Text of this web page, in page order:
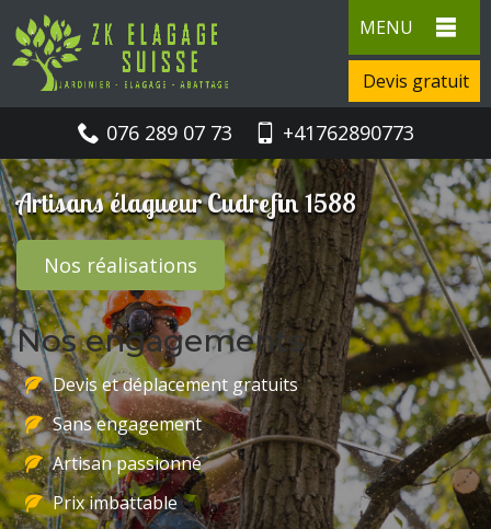
MENU
Devis gratuit
076 289 07 73 +41762890773
Artisans élagueur Cudrefin 1588
Nos réalisations
Nos engagements
Devis et déplacement gratuits
Sans engagement
Artisan passionné
Prix imbattable